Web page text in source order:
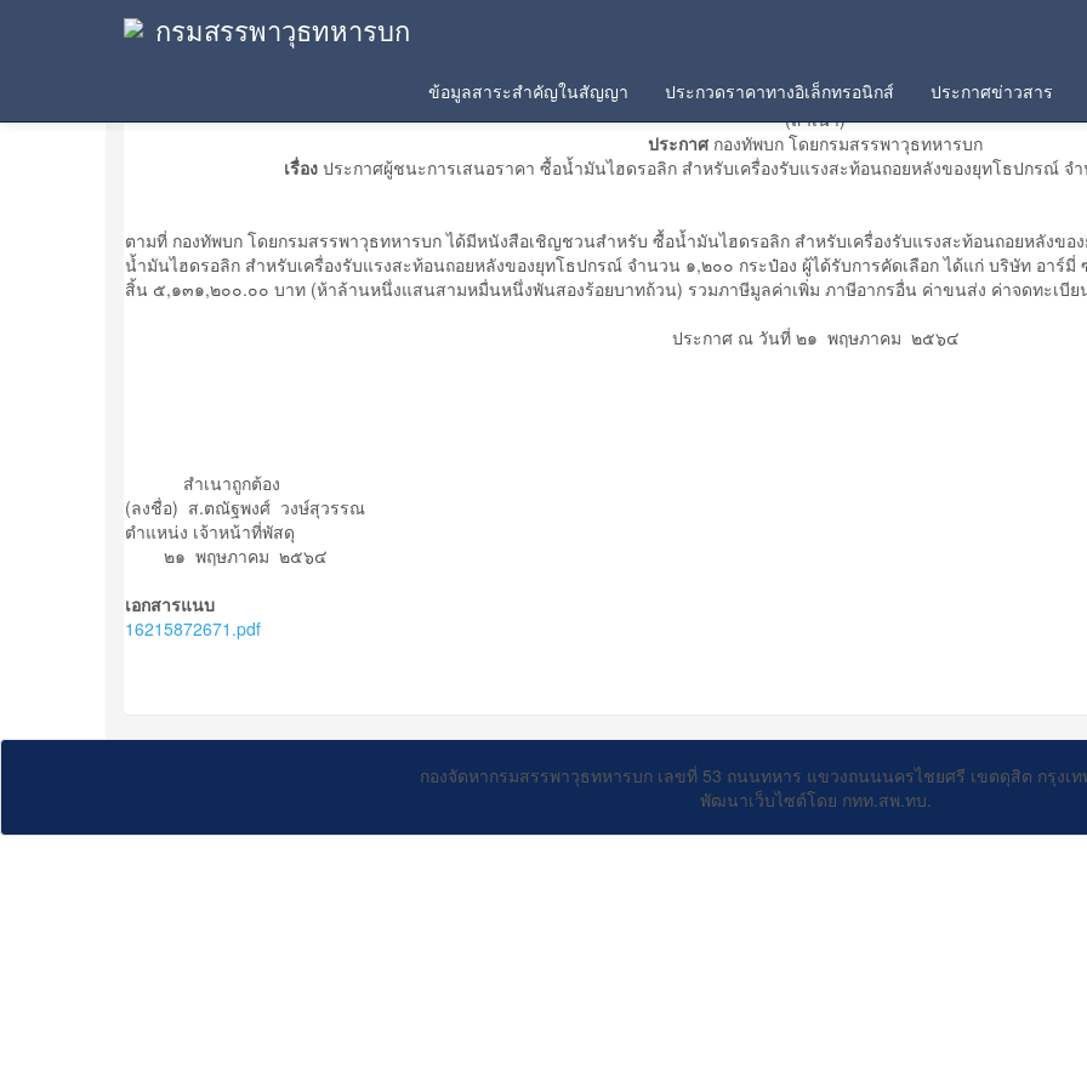
กรมสรรพาวุธทหารบก
ข้อมูลสาระสำคัญในสัญญา ประกวดราคาทางอิเล็กทรอนิกส์ ประกาศข่าวสาร
ประกาศผู้ชนะการเสนอราคา
(สำเนา)
ประกาศกองทัพบก โดยกรมสรรพาวุธทหารบก
เรื่องประกาศผู้ชนะการเสนอราคา ซื้อน้ำมันไฮดรอลิก สำหรับเครื่องรับแรงสะท้อนถอยหลังของยุทโธปกรณ์ จ
ตามที่ กองทัพบก โดยกรมสรรพาวุธทหารบก ได้มีหนังสือเชิญชวนสำหรับ ซื้อน้ำมันไฮดรอลิก สำหรับเครื่องรับแรงสะท้อนถอยหลังข
น้ำมันไฮดรอลิก สำหรับเครื่องรับแรงสะท้อนถอยหลังของยุทโธปกรณ์ จำนวน ๑,๒๐๐ กระป๋อง ผู้ได้รับการคัดเลือก ได้แก่ บริษัท อาร์มี่
สิ้น ๕,๑๓๑,๒๐๐.๐๐ บาท (ห้าล้านหนึ่งแสนสามหมื่นหนึ่งพันสองร้อยบาทถ้วน) รวมภาษีมูลค่าเพิ่ม ภาษีอากรอื่น ค่าขนส่ง ค่าจดทะเบีย
ประกาศ ณ วันที่ ๒๑ พฤษภาคม ๒๕๖๔
สำเนาถูกต้อง
(ลงชื่อ) ส.ตณัฐพงศ์ วงษ์สุวรรณ
ตำแหน่ง เจ้าหน้าที่พัสดุ
๒๑ พฤษภาคม ๒๕๖๔
เอกสารแนบ
16215872671.pdf
กองจัดหากรมสรรพาวุธทหารบก เลขที่ 53 ถนนทหาร แขวงถนนนครไชยศรี เขตดุสิต กรุงเ
พัฒนาเว็บไซต์โดย กทท.สพ.ทบ.